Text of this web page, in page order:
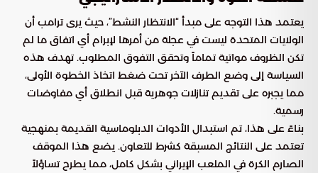
يعتمد هذا التوجه على مبدأ “الانتظار النشط”، حيث يرى ترامب أن
الولايات المتحدة ليست في عجلة من أمرها لإبرام أي اتفاق ما لم
تكن الظروف مواتية تماماً وتحقق التفوق المطلوب. تهدف هذه
السياسة إلى وضع الطرف الآخر تحت ضغط اتخاذ الخطوة الأولى،
مما يجبره على تقديم تنازلات جوهرية قبل انطلاق أي مفاوضات
رسمية.
بناءً على هذا، تم استبدال الأدوات الدبلوماسية القديمة بمنهجية
تعتمد على النتائج المسبقة كشرط للتعاون. يضع هذا الموقف
الصارم الكرة في الملعب الإيراني بشكل كامل، مما يطرح تساؤلاً